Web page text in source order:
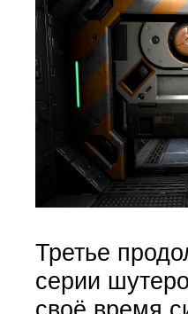
Третье
серии